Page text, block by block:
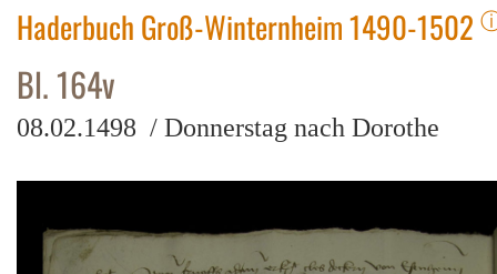
Haderbuch Groß-Winternheim 1490-1502
Bl. 164v
08.02.1498 / Donnerstag nach Dorothe